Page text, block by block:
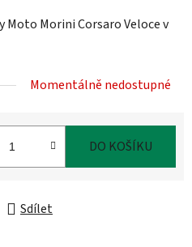
Morini Corsaro Veloce v
Momentálně nedostupné
DO KOŠÍKU
Sdílet